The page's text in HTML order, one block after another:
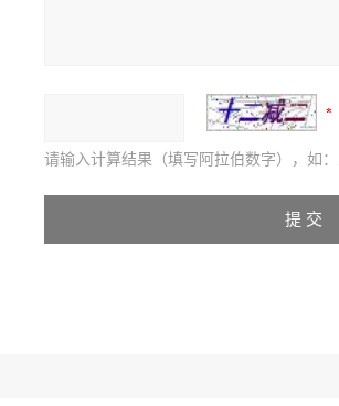
请输入计算结果（填写阿拉伯数字），如